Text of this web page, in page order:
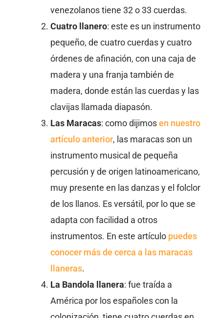
venezolanos tiene 32 o 33 cuerdas.
Cuatro llanero: este es un instrumento
pequeño, de cuatro cuerdas y cuatro
órdenes de afinación, con una caja de
madera y una franja también de
madera, donde están las cuerdas y las
clavijas llamada diapasón.
Las Maracas: como dijimos en nuestro
artículo anterior, las maracas son un
instrumento musical de pequeña
percusión y de origen latinoamericano,
muy presente en las danzas y el folclor
de los llanos. Es versátil, por lo que se
adapta con facilidad a otros
instrumentos. En este artículo puedes
conocer más de cerca a las maracas
llaneras.
La Bandola llanera: fue traída a
América por los españoles con la